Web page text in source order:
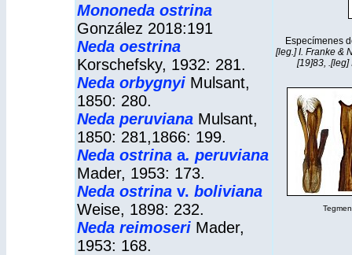
Mononeda ostrina
González 2018:191
Neda oestrina
Korschefsky, 1932: 281.
Neda orbygnyiMulsant,
1850: 280.
Neda peruvianaMulsant,
1850: 281,1866: 199.
Neda ostrina a. peruviana
Mader, 1953: 173.
Neda ostrina v. boliviana
Weise, 1898: 232.
Neda reimoseriMader,
1953: 168.
Especímenes
[leg.] I. Franke &
[19]83, .[leg]